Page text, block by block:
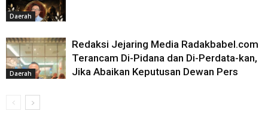
Daerah
Daerah
Redaksi Jejaring Media Radakbabel.com
Terancam Di-Pidana dan Di-Perdata-kan,
Jika Abaikan Keputusan Dewan Pers